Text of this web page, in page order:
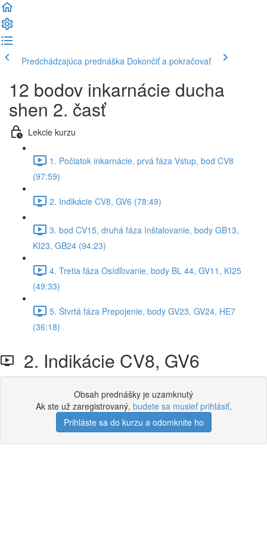
Predchádzajúca prednáška Dokončiť a pokračovať
12 bodov inkarnácie ducha
shen 2. časť
Lekcie kurzu
1. Počiatok inkarnácie, prvá fáza Vstup, bod CV8
(97:59)
2. Indikácie CV8, GV6 (78:49)
3. bod CV15, druhá fáza Inštalovanie, body GB13,
KI23, GB24 (94:23)
4. Tretia fáza Osídľovanie, body BL 44, GV11, KI25
(49:33)
5. Štvrtá fáza Prepojenie, body GV23, GV24, HE7
(36:18)
2. Indikácie CV8, GV6
Obsah prednášky je uzamknutý
Ak ste už zaregistrovaný, budete sa musieť prihlásiť.
Prihláste sa do kurzu a odomknite ho